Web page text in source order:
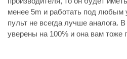
менее 5m и работать под любым
пульт не всегда лучше аналога.
уверены на 100% и она вам тоже